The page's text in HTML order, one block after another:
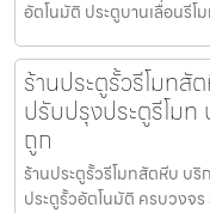
อัตโนมัติ ประตูบานเลื่อนรีโ
ร้านประตูรั้วรีโมท
ปรับปรุงประตูรีโมท
ถูก
ร้านประตูรั้วรีโมทสัตหีบ บ
ประตูรั้วอัตโนมัติ ครบวงจ